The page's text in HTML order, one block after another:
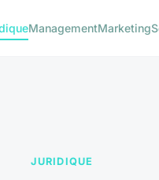
ManagementMarketing
JURIDIQUE